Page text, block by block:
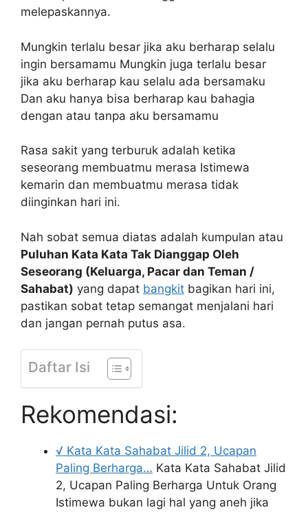
melepaskannya.
Mungkin terlalu besar jika aku berharap selalu
ingin bersamamu Mungkin juga terlalu besar
jika aku berharap kau selalu ada bersamaku
Dan aku hanya bisa berharap kau bahagia
dengan atau tanpa aku bersamamu
Rasa sakit yang terburuk adalah ketika
seseorang membuatmu merasa Istimewa
kemarin dan membuatmu merasa tidak
diinginkan hari ini.
Nah sobat semua diatas adalah kumpulan atau
Puluhan Kata Kata Tak Dianggap Oleh
Seseorang (Keluarga, Pacar dan Teman /
Sahabat) yang dapat bangkit bagikan hari ini,
pastikan sobat tetap semangat menjalani hari
dan jangan pernah putus asa.
Daftar Isi
Rekomendasi:
√ Kata Kata Sahabat Jilid 2, Ucapan
Paling Berharga… Kata Kata Sahabat Jilid
2, Ucapan Paling Berharga Untuk Orang
Istimewa bukan lagi hal yang aneh jika